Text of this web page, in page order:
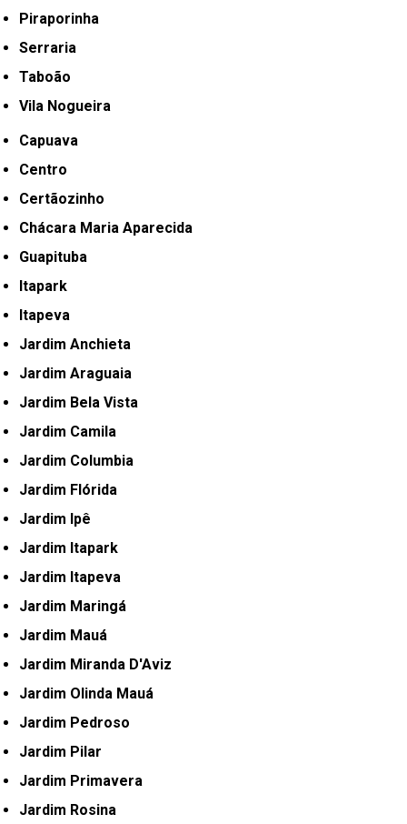
Piraporinha
Serraria
Taboão
Vila Nogueira
Capuava
Centro
Certãozinho
Chácara Maria Aparecida
Guapituba
Itapark
Itapeva
Jardim Anchieta
Jardim Araguaia
Jardim Bela Vista
Jardim Camila
Jardim Columbia
Jardim Flórida
Jardim Ipê
Jardim Itapark
Jardim Itapeva
Jardim Maringá
Jardim Mauá
Jardim Miranda D'Aviz
Jardim Olinda Mauá
Jardim Pedroso
Jardim Pilar
Jardim Primavera
Jardim Rosina